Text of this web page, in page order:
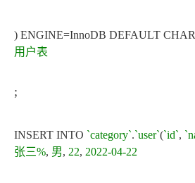
) ENGINE=InnoDB DEFAULT
用户表
;
INSERT INTO `category`.`user`(`id`,
张三%, 男, 22, 2022-04-22